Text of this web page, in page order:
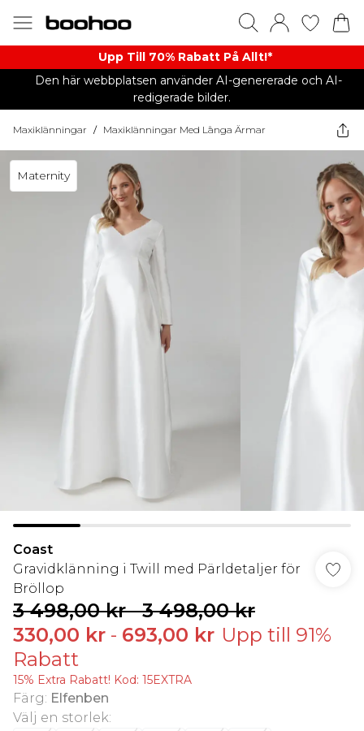
Upp Till 70% Rabatt På Allt!*
Den här webbplatsen använder AI-genererade och AI-
redigerade bilder.
Maxiklänningar / Maxiklänningar Med Långa Ärmar
Maternity
Coast
Gravidklänning i Twill med Pärldetaljer för
Bröllop
3 498,00 kr-3 498,00 kr
330,00 kr - 693,00 kr Upp till 91%
Rabatt
15% Extra Rabatt! Kod: 15EXTRA
Färg: Elfenben
Välj en storlek: